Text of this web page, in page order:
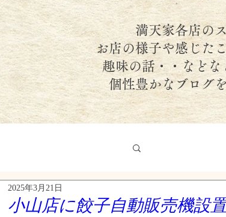
満天家各店の
お店の様子や感じた
趣味の話・・など
個性豊かなブログ
小山店に餃子自動販売機設
2025年3月21日